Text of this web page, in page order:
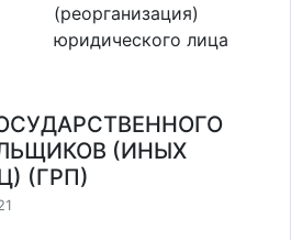
(реорганизация)
юридического лица
(ИНЫХ
(ГРП)